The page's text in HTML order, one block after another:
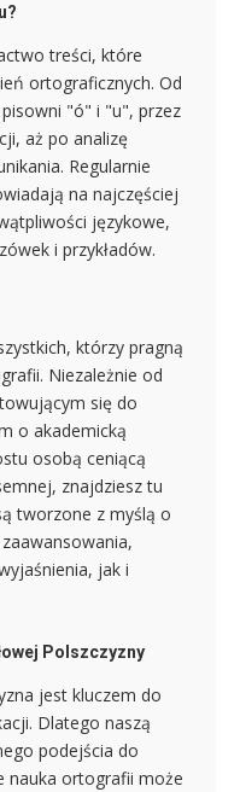
treści, które
ortograficznych. Od
"ó" i "u", przez
aż po analizę
Regularnie
na najczęściej
językowe,
i przykładów.
którzy pragną
Niezależnie od
się do
o akademicką
osobą ceniącą
znajdziesz tu
tworzone z myślą o
jak i
Polszczyzny
jest kluczem do
Dlatego naszą
podejścia do
nauka ortografii może